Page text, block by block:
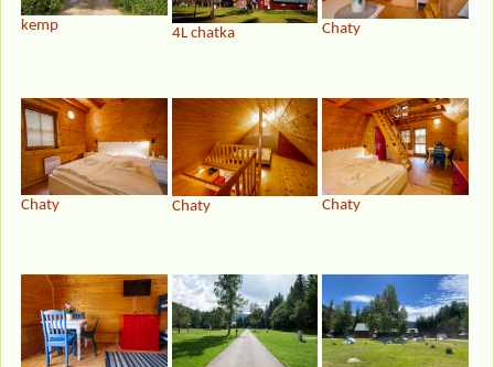
kemp 4L chatka Chaty
Chaty Chaty Chaty